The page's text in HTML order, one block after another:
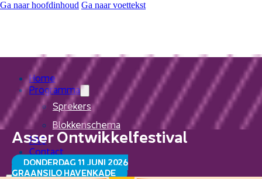
Ga naar hoofdinhoud Ga naar voettekst
Home
Programma
Sprekers
Blokkenschema
FAQ
Contact
Asser Ontwikkelfestival
DONDERDAG 11 JUNI 2026
GRAANSILO HAVENKADE